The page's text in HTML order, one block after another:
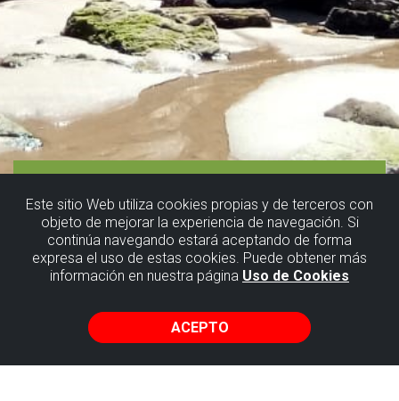
Este sitio Web utiliza cookies propias y de terceros con
objeto de mejorar la experiencia de navegación. Si
continúa navegando estará aceptando de forma
expresa el uso de estas cookies. Puede obtener más
información en nuestra página Uso de Cookies
ACEPTO